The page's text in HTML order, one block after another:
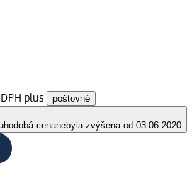
plus poštovné
cenanebyla zvýšena od 03.06.2020